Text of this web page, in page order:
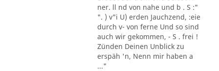
ner. ll nd von nahe und b . S :"
". ) v"i U) erden Jauchzend, :eie
durch v- von ferne Und so sind
auch wir gekommen, - S . frei !
Zünden Deinen Unblick zu
erspäh 'n, Nenn mir haben a
..."